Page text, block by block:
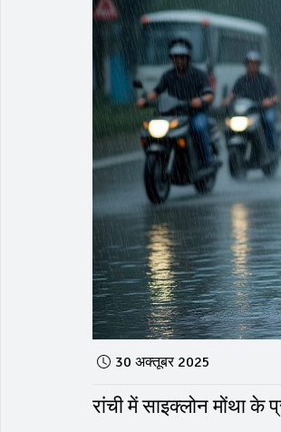
30 अक्तूबर 2025
रांची में साइक्लोन मोंथा के